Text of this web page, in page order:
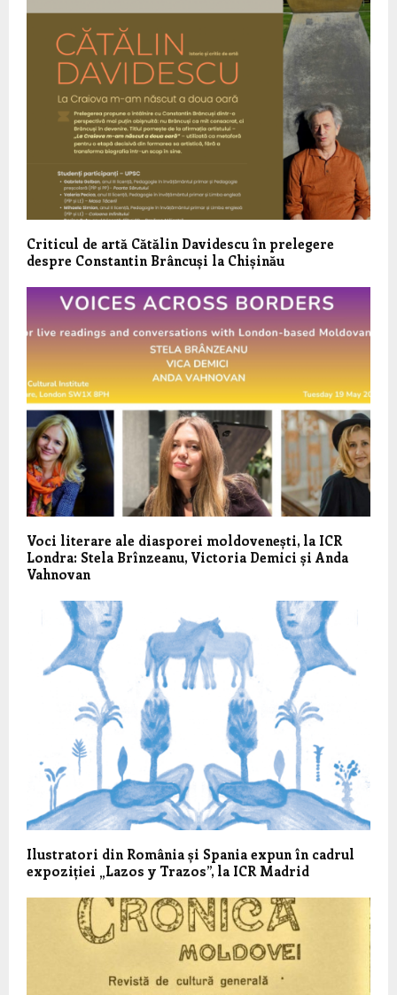
Criticul de artă Cătălin Davidescu în prelegere
despre Constantin Brâncuși la Chișinău
Voci literare ale diasporei moldovenești, la ICR
Londra: Stela Brînzeanu, Victoria Demici și Anda
Vahnovan
Ilustratori din România și Spania expun în cadrul
expoziției „Lazos y Trazos”, la ICR Madrid